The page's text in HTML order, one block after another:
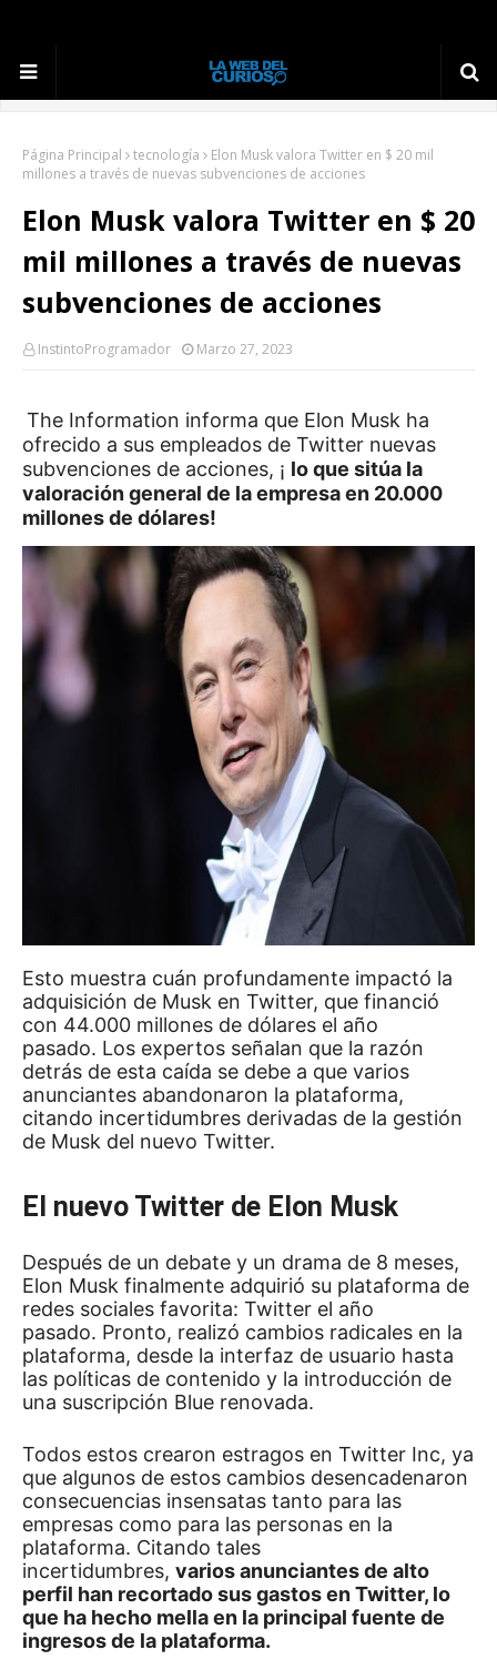
Página Principal tecnología
Elon Musk valora Twitter en $ 20 mil
millones a través de nuevas subvenciones de acciones
Elon Musk valora Twitter en $ 20
mil millones a través de nuevas
subvenciones de acciones
InstintoProgramador Marzo 27, 2023
The Information informa que Elon Musk ha
ofrecido a sus empleados de Twitter nuevas
subvenciones de acciones, ¡ lo que sitúa la
valoración general de la empresa en 20.000
millones de dólares!
Esto muestra cuán profundamente impactó la
adquisición de Musk en Twitter, que financió
con 44.000 millones de dólares el año
pasado. Los expertos señalan que la razón
detrás de esta caída se debe a que varios
anunciantes abandonaron la plataforma,
citando incertidumbres derivadas de la gestión
de Musk del nuevo Twitter.
El nuevo Twitter de Elon Musk
Después de un debate y un drama de 8 meses,
Elon Musk finalmente adquirió su plataforma de
redes sociales favorita: Twitter el año
pasado. Pronto, realizó cambios radicales en la
plataforma, desde la interfaz de usuario hasta
las políticas de contenido y la introducción de
una suscripción Blue renovada.
Todos estos crearon estragos en Twitter Inc, ya
que algunos de estos cambios desencadenaron
consecuencias insensatas tanto para las
empresas como para las personas en la
plataforma. Citando tales
incertidumbres, varios anunciantes de alto
perfil han recortado sus gastos en Twitter, lo
que ha hecho mella en la principal fuente de
ingresos de la plataforma.